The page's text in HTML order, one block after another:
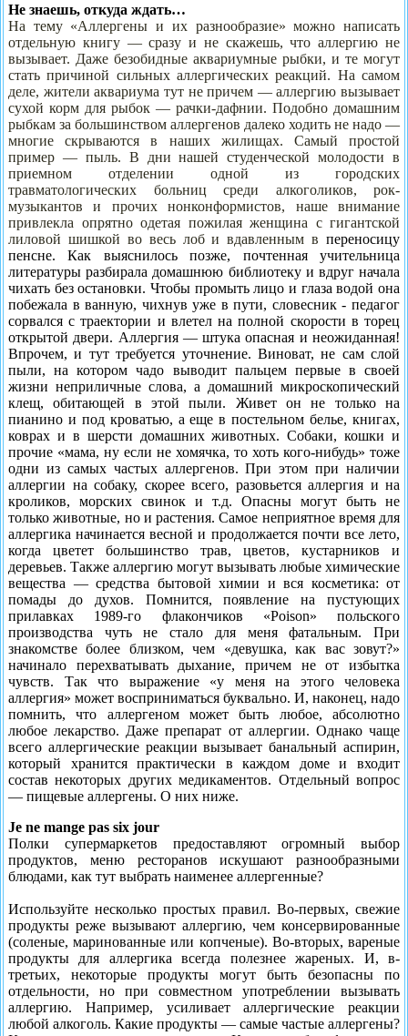
Не знаешь, откуда ждать…
На тему «Аллергены и их разнообразие» можно на­писать
отдельную книгу — сразу и не скажешь, что ал­лергию не
вызывает. Даже безобидные аквариумные рыбки, и те могут
стать причиной сильных аллерги­ческих реакций. На самом
деле, жители аквариума тут не причем — аллергию вызывает
сухой корм для рыбок — рачки-дафнии. Подобно домашним
рыб­кам за большинством аллергенов далеко ходить не надо —
многие скрываются в наших жилищах. Самый простой
пример — пыль. В дни нашей студенческой молодости в
приемном отделении одной из городских
травматологических больниц среди алкоголиков, рок-
музыкантов и прочих нонконформистов, наше внима­ние
привлекла опрятно одетая пожилая женщина с ги­гантской
лиловой шишкой во весь лоб и вдавленным в переносицу
пенсне. Как выяснилось позже, почтенная учительница
литературы разбирала домашнюю библи­отеку и вдруг начала
чихать без остановки. Чтобы про­мыть лицо и глаза водой она
побежала в ванную, чихнув уже в пути, словесник - педагог
сорвался с траектории и влетел на полной скорости в торец
открытой двери. Аллергия — штука опасная и неожиданная!
Впрочем, и тут требуется уточнение. Виноват, не сам слой
пыли, на котором чадо выводит пальцем первые в своей
жизни неприличные слова, а домашний микроскопический
клещ, обитающей в этой пыли. Живет он не только на
пианино и под кроватью, а еще в постельном белье, книгах,
коврах и в шерсти домашних животных. Соба­ки, кошки и
прочие «мама, ну если не хомячка, то хоть кого-нибудь» тоже
одни из самых частых аллергенов. При этом при наличии
аллергии на собаку, скорее все­го, разовьется аллергия и на
кроликов, морских свинок и т.д. Опасны могут быть не
только животные, но и рас­тения. Самое неприятное время для
аллергика начина­ется весной и продолжается почти все лето,
когда цве­тет большинство трав, цветов, кустарников и
деревьев. Также аллергию могут вызывать любые химические
вещества — средства бытовой химии и вся косметика: от
помады до духов. Помнится, появление на пустую­щих
прилавках 1989-го флакончиков «Poison» поль­ского
производства чуть не стало для меня фатальным. При
знакомстве более близком, чем «девушка, как вас зовут?»
начинало перехватывать дыхание, причем не от избытка
чувств. Так что выражение «у меня на этого человека
аллергия» может восприниматься буквально. И, наконец, надо
помнить, что аллергеном может быть любое, абсолютно
любое лекарство. Даже препарат от аллергии. Однако чаще
всего аллергические реак­ции вызывает банальный аспирин,
который хранится практически в каждом доме и входит
состав некоторых других медикаментов. Отдельный вопрос
— пищевые аллергены. О них ниже.
Je ne mange pas six jour
Полки супермаркетов предоставляют огромный выбор
продуктов, меню ресторанов искушают разнообразны­ми
блюдами, как тут выбрать наименее аллергенные?
Используйте несколько простых правил. Во-первых, свежие
продукты реже вызывают аллергию, чем кон­сервированные
(соленые, маринованные или копче­ные). Во-вторых, вареные
продукты для аллергика всегда полезнее жареных. И, в-
третьих, некоторые продукты могут быть безопасны по
отдельности, но при совместном употреблении вызывать
аллергию. Например, усиливает аллергические реакции
любой алкоголь. Какие продукты — самые частые аллергены?